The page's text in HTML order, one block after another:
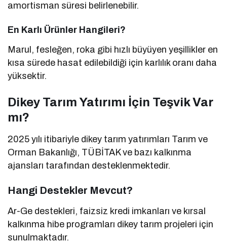
amortisman süresi belirlenebilir.
En Karlı Ürünler Hangileri?
Marul, fesleğen, roka gibi hızlı büyüyen yeşillikler en
kısa sürede hasat edilebildiği için karlılık oranı daha
yüksektir.
Dikey Tarım Yatırımı İçin Teşvik Var
mı?
2025 yılı itibariyle dikey tarım yatırımları Tarım ve
Orman Bakanlığı, TÜBİTAK ve bazı kalkınma
ajansları tarafından desteklenmektedir.
Hangi Destekler Mevcut?
Ar-Ge destekleri, faizsiz kredi imkanları ve kırsal
kalkınma hibe programları dikey tarım projeleri için
sunulmaktadır.